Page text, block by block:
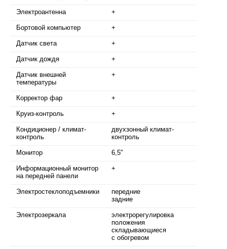
Электроантенна +
Бортовой компьютер +
Датчик света +
Датчик дождя +
Датчик внешней
температуры
+
Корректор фар +
Круиз-контроль +
Кондиционер / климат-
контроль
двухзонный климат-
контроль
Монитор 6,5"
Информационный монитор
на передней панели
+
Электростеклоподъемники
передние
задние
Электрозеркала
электрорегулировка
положения
складывающиеся
с обогревом